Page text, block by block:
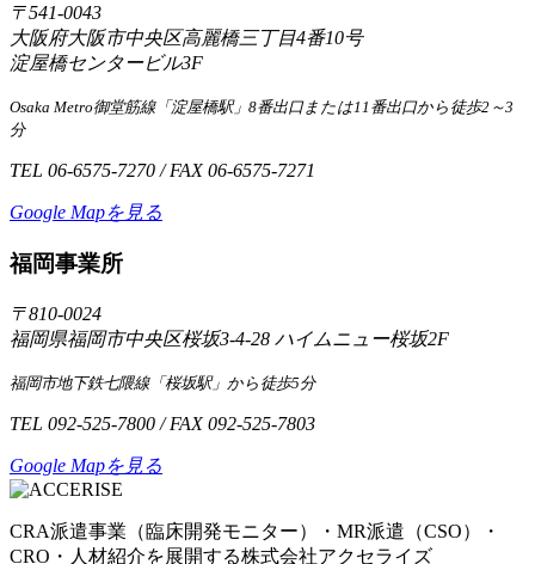
〒541-0043
大阪府大阪市中央区高麗橋三丁目4番10号
淀屋橋センタービル3F
Osaka Metro御堂筋線「淀屋橋駅」8番出口または11番出口から徒歩2～3
分
TEL 06-6575-7270 / FAX 06-6575-7271
Google Mapを見る
福岡事業所
〒810-0024
福岡県福岡市中央区桜坂3-4-28 ハイムニュー桜坂2F
福岡市地下鉄七隈線「桜坂駅」から徒歩5分
TEL 092-525-7800 / FAX 092-525-7803
Google Mapを見る
CRA派遣事業（臨床開発モニター）・MR派遣（CSO）・
CRO・人材紹介を展開する株式会社アクセライズ